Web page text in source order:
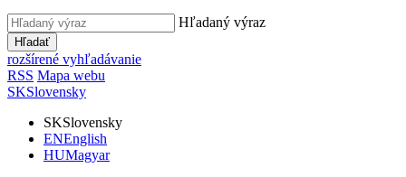
Hľadaný výraz
Hľadať
rozšírené vyhľadávanie
RSS Mapa webu
SKSlovensky
SKSlovensky
ENEnglish
HUMagyar